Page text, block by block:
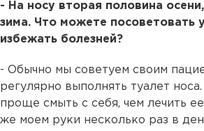
- На носу вторая половина
зима. Что можете посоветовать
избежать болезней?
- Обычно мы советуем своим
регулярно выполнять туалет
проще смыть с себя, чем лечить
же моем руки несколько раз в